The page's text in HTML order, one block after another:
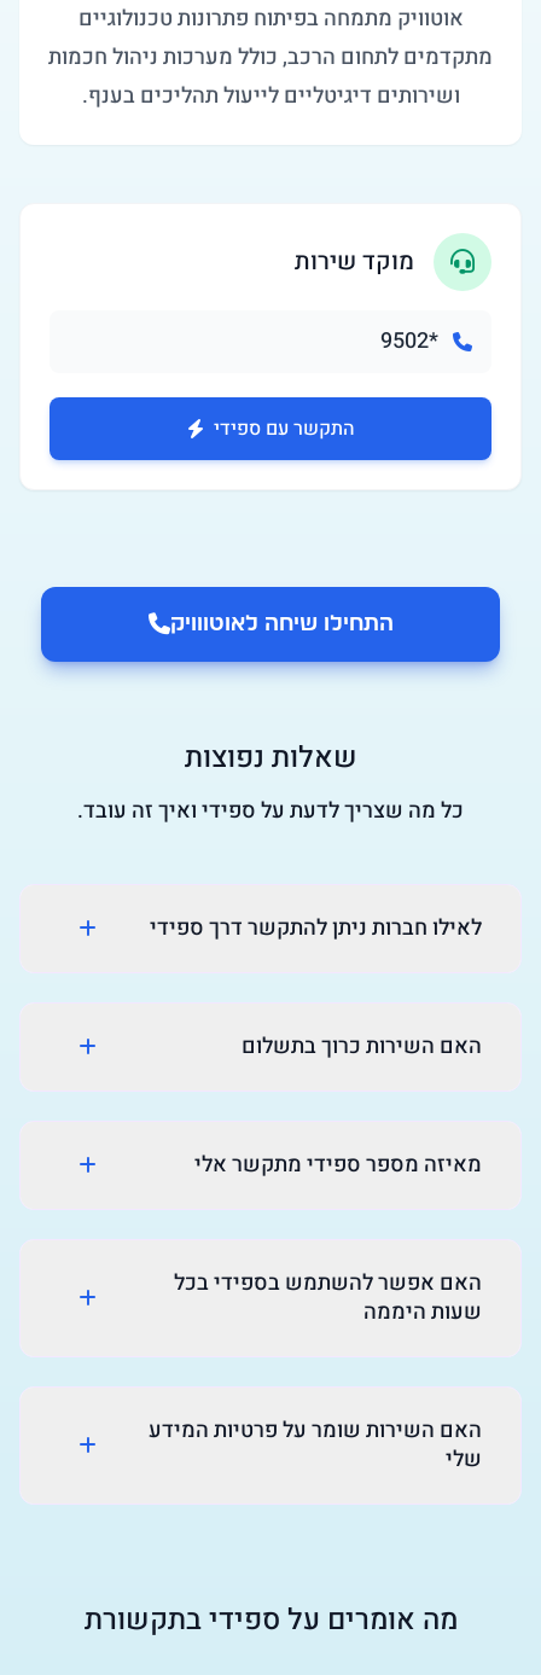
אוטוויק מתמחה בפיתוח פתרונות טכנולוגיים
מתקדמים לתחום הרכב, כולל מערכות ניהול חכמות
ושירותים דיגיטליים לייעול תהליכים בענף.
מוקד שירות
*9502
התקשר עם ספידי
התחילו שיחה לאוטווויק
שאלות נפוצות
כל מה שצריך לדעת על ספידי ואיך זה עובד.
לאילו חברות ניתן להתקשר דרך ספידי
האם השירות כרוך בתשלום
מאיזה מספר ספידי מתקשר אלי
האם אפשר להשתמש בספידי בכל
שעות היממה
האם השירות שומר על פרטיות המידע
שלי
מה אומרים על ספידי בתקשורת